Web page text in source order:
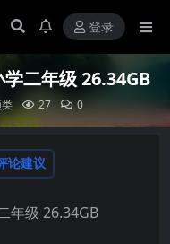
登录
二年级 26.34GB
27 0
论建议